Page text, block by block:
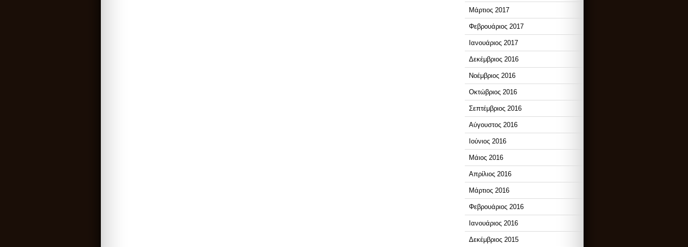
Μάρτιος 2017
Φεβρουάριος 2017
Ιανουάριος 2017
Δεκέμβριος 2016
Νοέμβριος 2016
Οκτώβριος 2016
Σεπτέμβριος 2016
Αύγουστος 2016
Ιούνιος 2016
Μάιος 2016
Απρίλιος 2016
Μάρτιος 2016
Φεβρουάριος 2016
Ιανουάριος 2016
Δεκέμβριος 2015